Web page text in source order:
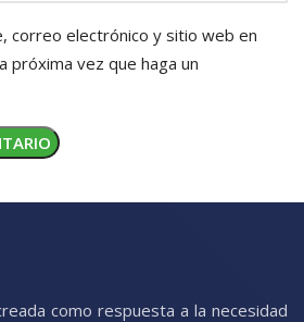
correo electrónico y sitio web en
próxima vez que haga un
como respuesta a la necesidad